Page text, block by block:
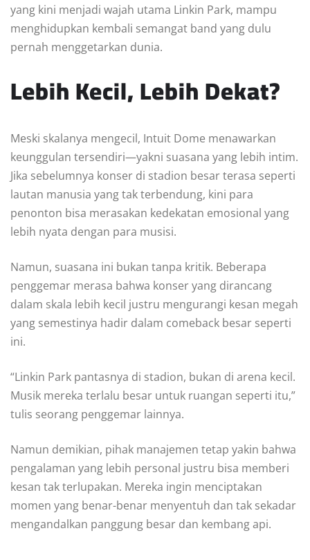
yang kini menjadi wajah utama Linkin Park, mampu
menghidupkan kembali semangat band yang dulu
pernah menggetarkan dunia.
Lebih Kecil, Lebih Dekat?
Meski skalanya mengecil, Intuit Dome menawarkan
keunggulan tersendiri—yakni suasana yang lebih intim.
Jika sebelumnya konser di stadion besar terasa seperti
lautan manusia yang tak terbendung, kini para
penonton bisa merasakan kedekatan emosional yang
lebih nyata dengan para musisi.
Namun, suasana ini bukan tanpa kritik. Beberapa
penggemar merasa bahwa konser yang dirancang
dalam skala lebih kecil justru mengurangi kesan megah
yang semestinya hadir dalam comeback besar seperti
ini.
“Linkin Park pantasnya di stadion, bukan di arena kecil.
Musik mereka terlalu besar untuk ruangan seperti itu,”
tulis seorang penggemar lainnya.
Namun demikian, pihak manajemen tetap yakin bahwa
pengalaman yang lebih personal justru bisa memberi
kesan tak terlupakan. Mereka ingin menciptakan
momen yang benar-benar menyentuh dan tak sekadar
mengandalkan panggung besar dan kembang api.